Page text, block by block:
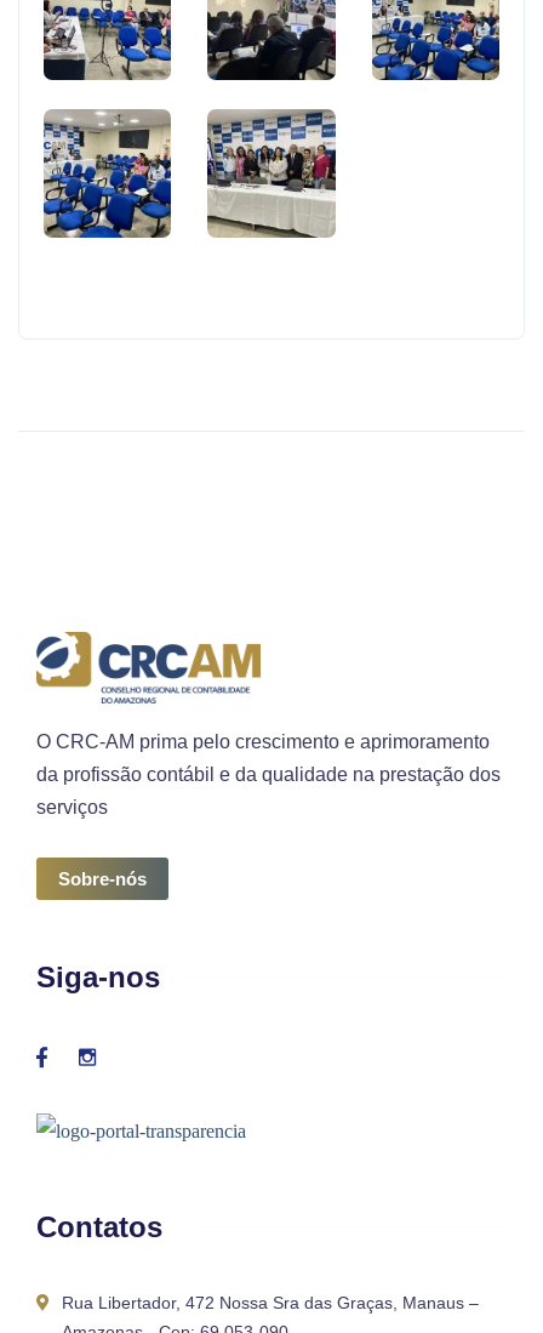
O CRC-AM prima pelo crescimento e aprimoramento
da profissão contábil e da qualidade na prestação dos
serviços
Sobre-nós
Siga-nos
Contatos
Rua Libertador, 472 Nossa Sra das Graças, Manaus –